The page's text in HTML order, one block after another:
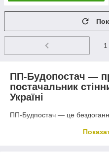
1
ПП-Будопостач —
постачальник
Україні
ПП-Будпостач — це
найбільших містах України та